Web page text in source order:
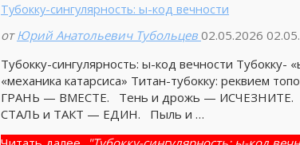
Тубокку-сингулярность: ы-код вечности
от Юрий Анатольевич Тубольцев 02.05.2026
Тубокку-сингулярность: ы-код вечности
«механика катарсиса» Титан-тубокку: реквием
ГРАНЬ — ВМЕСТЕ. Тень и дрожь —
СТАЛЬ и ТАКТ — ЕДИН. Пыль и …